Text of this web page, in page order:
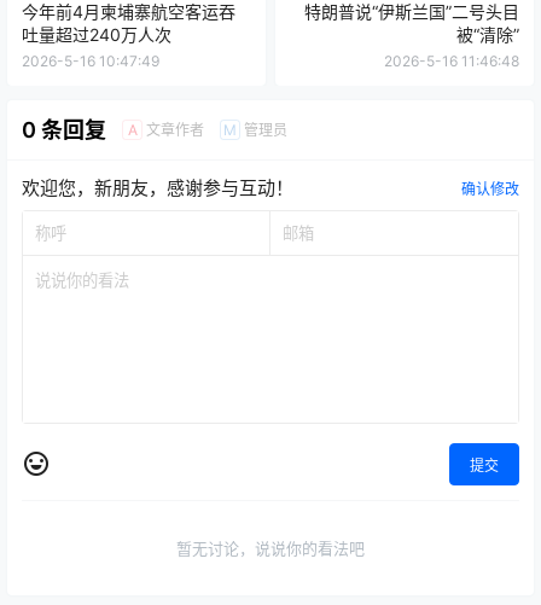
今年前4月柬埔寨航空客运吞
吐量超过240万人次
2026-5-16 10:47:49
特朗普说“伊斯兰国”二号头目
被“清除”
2026-5-16 11:46:48
0 条回复 A 文章作者 M 管理员
欢迎您，新朋友，感谢参与互动！ 确认修改
提交
暂无讨论，说说你的看法吧